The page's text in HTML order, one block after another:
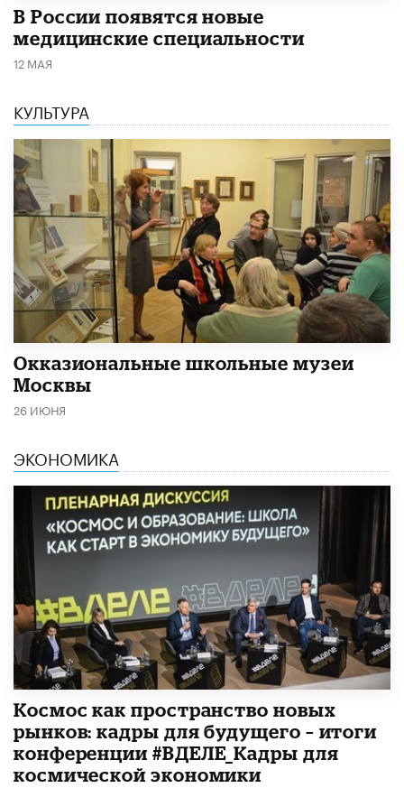
В России появятся новые
медицинские специальности
12 МАЯ
КУЛЬТУРА
​Окказиональные школьные музеи
Москвы
26 ИЮНЯ
ЭКОНОМИКА
Космос как пространство новых
рынков: кадры для будущего – итоги
конференции #ВДЕЛЕ_Кадры для
космической экономики